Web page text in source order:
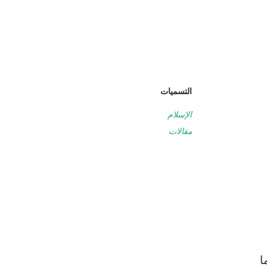
التسميات
الإسلام
مقالات